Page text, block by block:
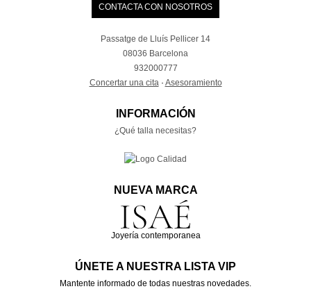
CONTACTA CON NOSOTROS
Passatge de Lluís Pellicer 14
08036 Barcelona
932000777
Concertar una cita· Asesoramiento
INFORMACIÓN
¿Qué talla necesitas?
NUEVA MARCA
Joyería contemporanea
ÚNETE A NUESTRA LISTA VIP
Mantente informado de todas nuestras novedades.